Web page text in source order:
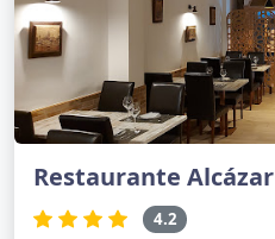
Restaurante Alcázar
4.2